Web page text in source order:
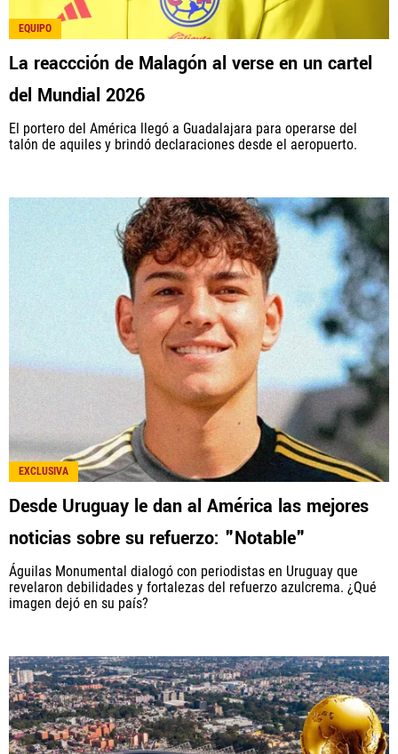
EQUIPO
La reaccción de Malagón al verse en un cartel
del Mundial 2026
El portero del América llegó a Guadalajara para operarse del
talón de aquiles y brindó declaraciones desde el aeropuerto.
EXCLUSIVA
Desde Uruguay le dan al América las mejores
noticias sobre su refuerzo: "Notable"
Águilas Monumental dialogó con periodistas en Uruguay que
revelaron debilidades y fortalezas del refuerzo azulcrema. ¿Qué
imagen dejó en su país?